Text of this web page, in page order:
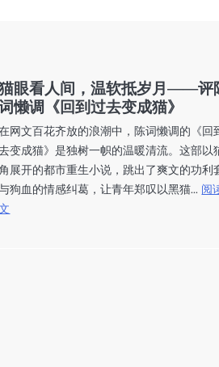
眼看人间，温软抵岁月——评
懒调《回到过去变成猫》
网文百花齐放的浪潮中，陈词懒调的《回
变成猫》是独树一帜的温暖清流。这部以
展开的都市重生小说，跳出了爽文的功利
狗血的情感纠葛，让青年郑叹以黑猫... 阅